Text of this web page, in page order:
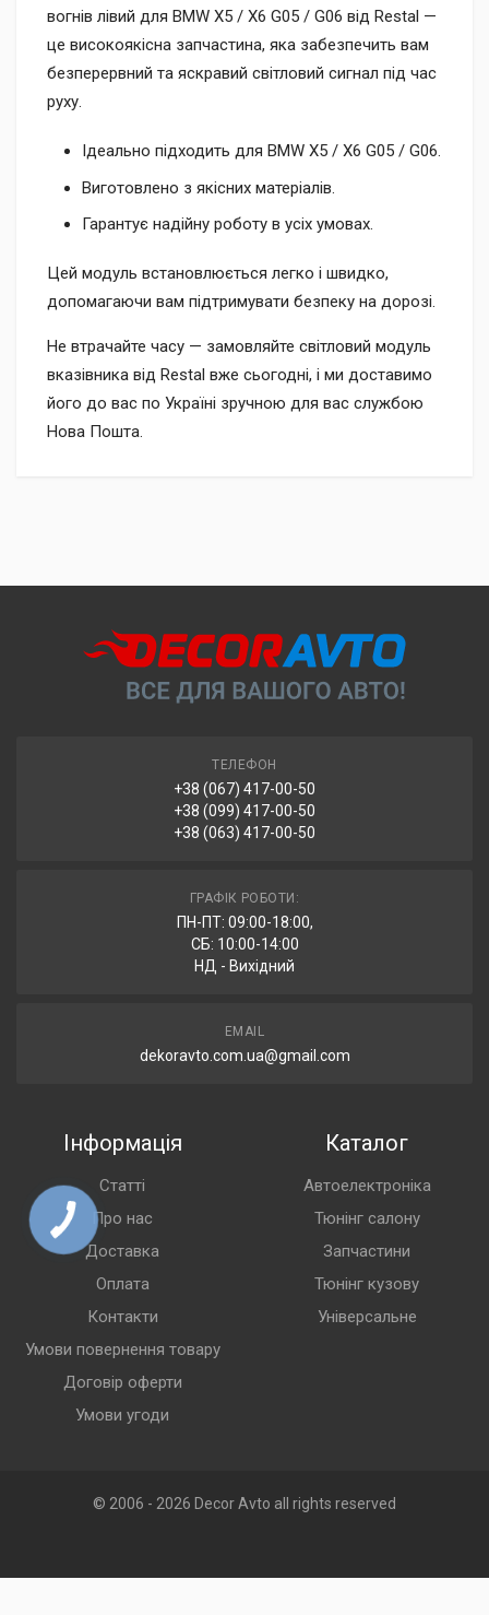
вогнів лівий для BMW X5 / X6 G05 / G06 від Restal —
це високоякісна запчастина, яка забезпечить вам
безперервний та яскравий світловий сигнал під час
руху.
Ідеально підходить для BMW X5 / X6 G05 / G06.
Виготовлено з якісних матеріалів.
Гарантує надійну роботу в усіх умовах.
Цей модуль встановлюється легко і швидко,
допомагаючи вам підтримувати безпеку на дорозі.
Не втрачайте часу — замовляйте світловий модуль
вказівника від Restal вже сьогодні, і ми доставимо
його до вас по Україні зручною для вас службою
Нова Пошта.
рахунок отримувача.
автоматично повертаються після 7 днів зберігання у відділенні.
компанії (ФОП) за номером IBAN.
документів (рахунок-фактура та видаткова накладна).
ТЕЛЕФОН
+38 (067) 417-00-50
+38 (099) 417-00-50
+38 (063) 417-00-50
ГРАФІК РОБОТИ:
ПН-ПТ: 09:00-18:00,
СБ: 10:00-14:00
НД - Вихідний
EMAIL
dekoravto.com.ua@gmail.com
Інформація
Статті
Про нас
Доставка
Оплата
Контакти
Умови повернення товару
Договір оферти
Умови угоди
Каталог
Автоелектроніка
Тюнінг салону
Запчастини
Тюнінг кузову
Універсальне
© 2006 - 2026 Decor Avto all rights reserved